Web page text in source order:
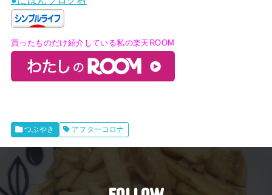
買ったものだけ紹介している私の楽天ROOM
つぶやき アフターコロナ